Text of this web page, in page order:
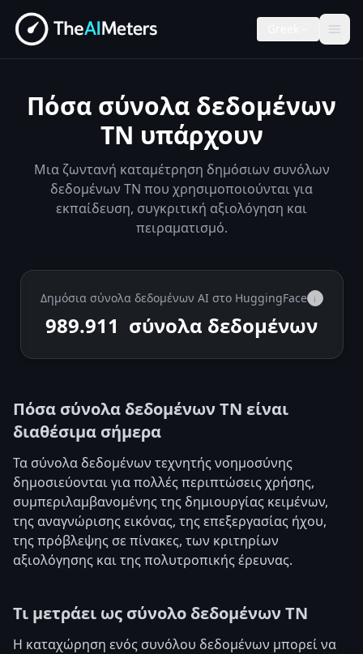
Πόσα σύνολα δεδομένων
ΤΝ υπάρχουν
Μια ζωντανή καταμέτρηση δημόσιων συνόλων
δεδομένων ΤΝ που χρησιμοποιούνται για
εκπαίδευση, συγκριτική αξιολόγηση και
πειραματισμό.
Δημόσια σύνολα δεδομένων AI στο HuggingFace i
989.911 σύνολα δεδομένων
Πόσα σύνολα δεδομένων ΤΝ είναι
διαθέσιμα σήμερα
Τα σύνολα δεδομένων τεχνητής νοημοσύνης
δημοσιεύονται για πολλές περιπτώσεις χρήσης,
συμπεριλαμβανομένης της δημιουργίας κειμένων,
της αναγνώρισης εικόνας, της επεξεργασίας ήχου,
της πρόβλεψης σε πίνακες, των κριτηρίων
αξιολόγησης και της πολυτροπικής έρευνας.
Τι μετράει ως σύνολο δεδομένων ΤΝ
Η καταχώρηση ενός συνόλου δεδομένων μπορεί να